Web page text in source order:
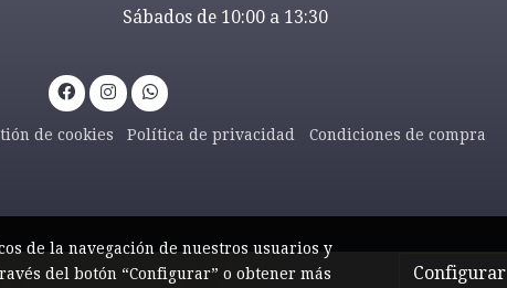
Sábados de 10:00 a 13:30
de cookies Política de privacidad Condiciones de compra
de la navegación de nuestros usuarios y
del botón “Configurar” o obtener más
Configurar